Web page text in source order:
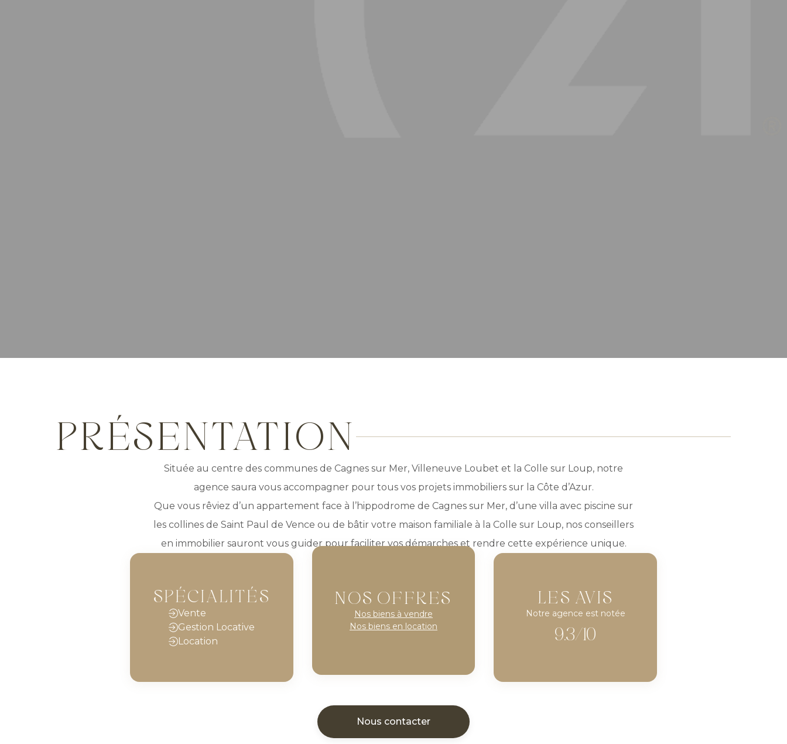
PRÉSENTATION
Située au centre des communes de Cagnes sur Mer, Villeneuve Loubet et la Colle sur Loup, notre
agence saura vous accompagner pour tous vos projets immobiliers sur la Côte d’Azur.
Que vous rêviez d’un appartement face à l’hippodrome de Cagnes sur Mer, d’une villa avec piscine sur
les collines de Saint Paul de Vence ou de bâtir votre maison familiale à la Colle sur Loup, nos conseillers
en immobilier sauront vous guider pour faciliter vos démarches et rendre cette expérience unique.
SPÉCIALITÉS
Vente
Gestion Locative
Location
NOS OFFRES
Nos biens à vendre
Nos biens en location
LES AVIS
Notre agence est notée
9.3/10
Nous contacter